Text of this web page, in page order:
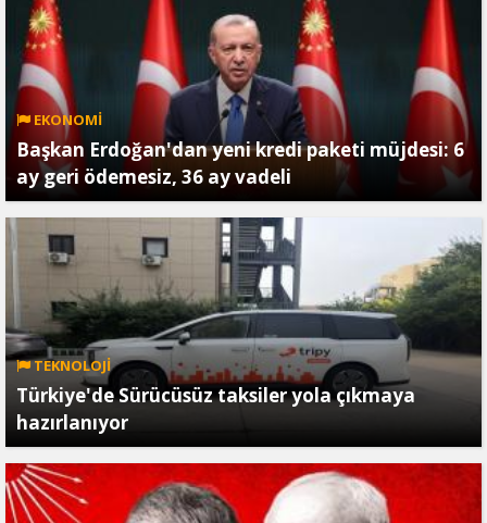
EKONOMİ
Başkan Erdoğan'dan yeni kredi paketi müjdesi: 6
ay geri ödemesiz, 36 ay vadeli
TEKNOLOJİ
Türkiye'de Sürücüsüz taksiler yola çıkmaya
hazırlanıyor